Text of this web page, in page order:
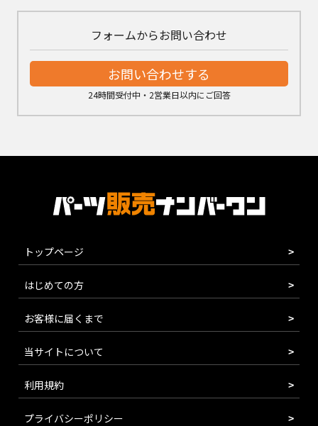
フォームからお問い合わせ
お問い合わせする
24時間受付中・2営業日以内にご回答
トップページ
はじめての方
お客様に届くまで
当サイトについて
利用規約
プライバシーポリシー